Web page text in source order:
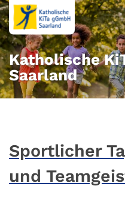
Zum Inhalt springen
Katholische
Saarland
Sportlicher
und